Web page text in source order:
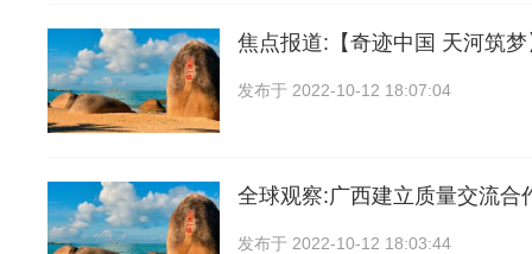
焦点报道:【奇迹中国 天河筑
发布于 2022-10-12 18:07:04
全球观察:广西建立质量交流合
发布于 2022-10-12 18:03:44